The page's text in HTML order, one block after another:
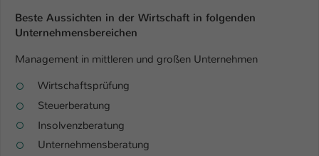
Beste Aussichten in der Wirtschaft in folgenden
Unternehmensbereichen
Management in mittleren und großen Unternehmen
Wirtschaftsprüfung
Steuerberatung
Insolvenzberatung
Unternehmensberatung
Anbieter TYPO3
Laufzeit 1 Woche
Zweck
Dieses Cookie ist ein Standard-Session-
Cookie von TYPO3. Es speichert im Fall
eines Intranet-Logins die Session-ID. So
kann der eingeloggte Benutzer